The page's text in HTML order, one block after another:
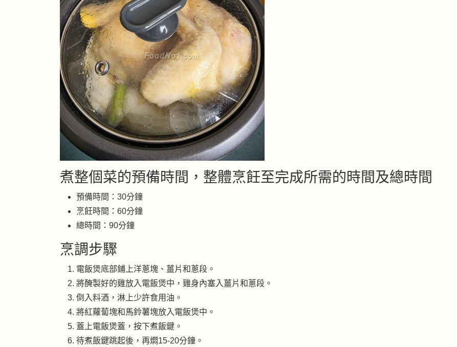
煮整個菜的預備時間，整體烹飪至完成所需的時間及總時間
預備時間：30分鐘
烹飪時間：60分鐘
總時間：90分鐘
烹調步驟
電飯煲底部鋪上洋蔥塊、薑片和蔥段。
將醃製好的雞放入電飯煲中，雞身內塞入薑片和蔥段。
倒入料酒，淋上少許食用油。
將紅蘿蔔塊和馬鈴薯塊放入電飯煲中。
蓋上電飯煲蓋，按下煮飯鍵。
待煮飯鍵跳起後，再燜15-20分鐘。